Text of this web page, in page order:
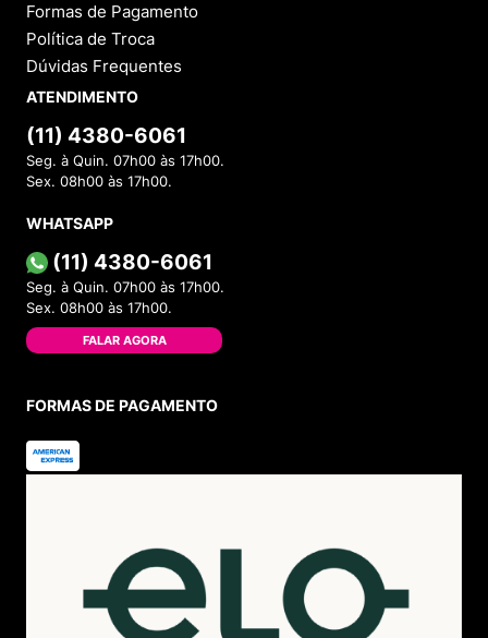
Formas de Pagamento
Política de Troca
Dúvidas Frequentes
ATENDIMENTO
(11) 4380-6061
Seg. à Quin. 07h00 às 17h00.
Sex. 08h00 às 17h00.
WHATSAPP
(11) 4380-6061
Seg. à Quin. 07h00 às 17h00.
Sex. 08h00 às 17h00.
FALAR AGORA
FORMAS DE PAGAMENTO